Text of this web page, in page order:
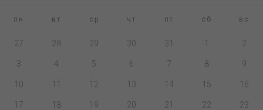
пн вт ср чт пт сб вс
27 28 29 30 31 1 2
3 4 5 6 7 8 9
10 11 12 13 14 15 16
17 18 19 20 21 22 23